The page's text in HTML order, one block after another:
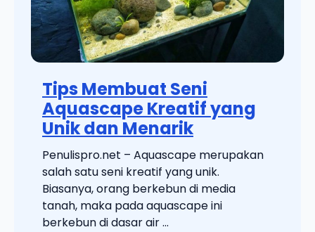
Tips Membuat Seni
Aquascape Kreatif yang
Unik dan Menarik
Penulispro.net – Aquascape merupakan
salah satu seni kreatif yang unik.
Biasanya, orang berkebun di media
tanah, maka pada aquascape ini
berkebun di dasar air ...